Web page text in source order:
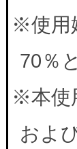
※使用
70％
※本使
およ